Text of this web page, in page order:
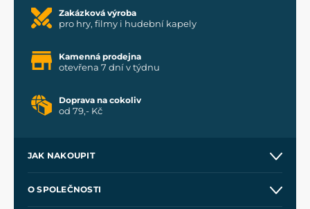
Zakázková výroba
pro hry, filmy i hudební kapely
Kamenná prodejna
otevřena 7 dní v týdnu
Doprava na cokoliv
od 79,- Kč
JAK NAKOUPIT
O SPOLEČNOSTI